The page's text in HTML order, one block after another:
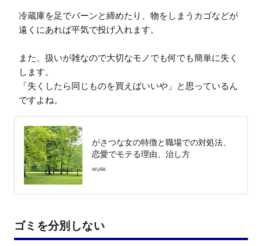
冷蔵庫を足でバーンと締めたり、物をしまうカゴなどが
遠くにあれば平気で投げ入れます。
また、扱いが雑なので大切なモノでも何でも簡単に失く
します。
「失くしたら同じものを買えばいいや」と思っているん
ですよね。
がさつな女の特徴と職場での対処法、
恋愛でモテる理由、治し方
WURK
ゴミを分別しない